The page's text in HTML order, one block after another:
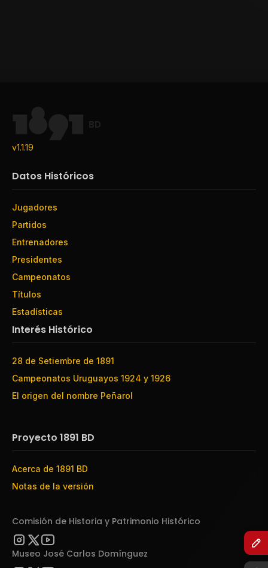
BD
v1.1.19
Datos Históricos
Jugadores
Partidos
Entrenadores
Presidentes
Campeonatos
Títulos
Estadísticas
Interés Histórico
28 de Setiembre de 1891
Campeonatos Uruguayos 1924 y 1926
El origen del nombre Peñarol
Proyecto 1891 BD
Acerca de 1891 BD
Notas de la versión
Comisión de Historia y Patrimonio Histórico
Museo José Carlos Domínguez